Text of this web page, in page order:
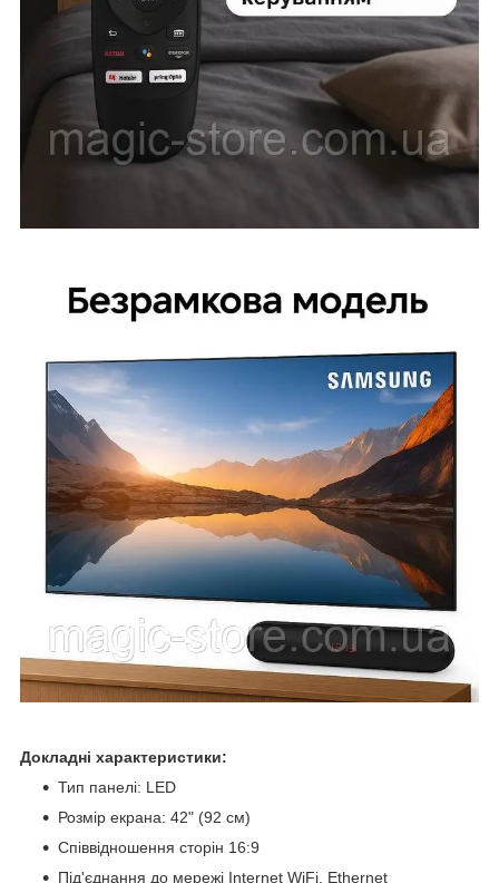
Докладні характеристики:
Тип панелі: LED
Розмір екрана: 42" (92 см)
Співвідношення сторін 16:9
Під'єднання до мережі Internet WiFi, Ethernet